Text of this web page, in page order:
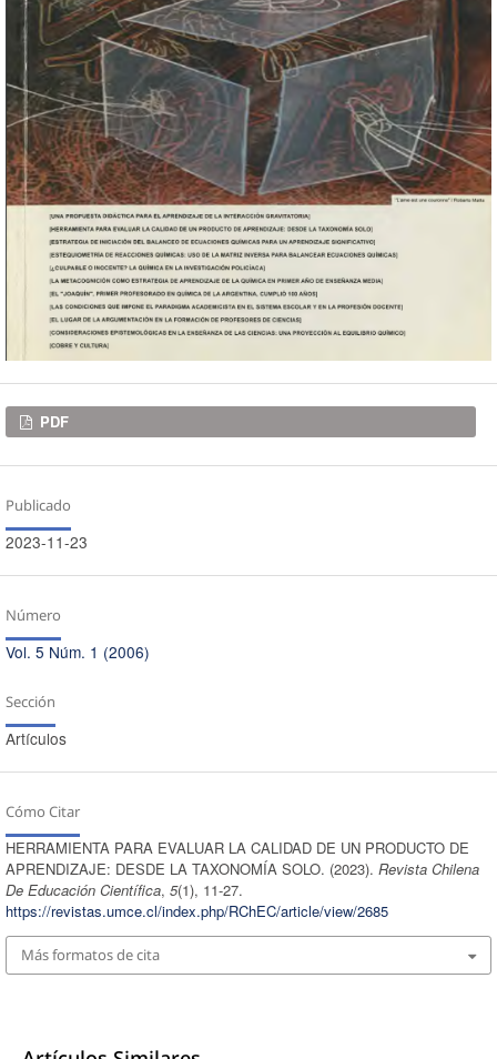
Descargas
PDF
Publicado
2023-11-23
Número
Vol. 5 Núm. 1 (2006)
Sección
Artículos
Cómo Citar
HERRAMIENTA PARA EVALUAR LA CALIDAD DE UN PRODUCTO DE
APRENDIZAJE: DESDE LA TAXONOMÍA SOLO. (2023). Revista Chilena
De Educación Científica, 5(1), 11-27.
https://revistas.umce.cl/index.php/RChEC/article/view/2685
Más formatos de cita